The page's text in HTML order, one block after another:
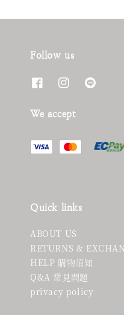
Follow us
We accept
Quick links
ABOUT US
RETURNS &
HELP 購物須知
Q&A 常見問題
privacy policy